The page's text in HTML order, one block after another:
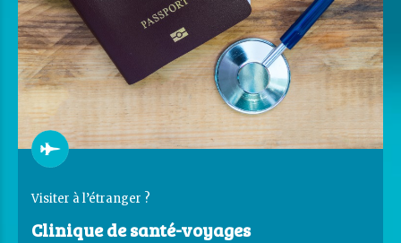
Visiter à l’étranger ?
Clinique de santé-voyages